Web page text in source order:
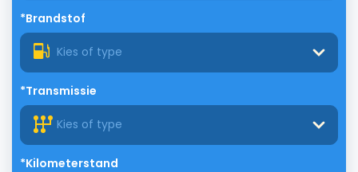
*Brandstof
Kies of type
*Transmissie
Kies of type
*Kilometerstand